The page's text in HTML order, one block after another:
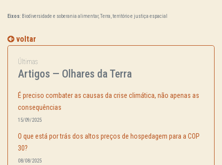
Eixos: Biodiversidade e soberania alimentar, Terra, território e justiça espacial
voltar
Últimas
Artigos — Olhares da Terra
É preciso combater as causas da crise climática, não apenas as
consequências
15/09/2025
O que está por trás dos altos preços de hospedagem para a COP
30?
08/08/2025